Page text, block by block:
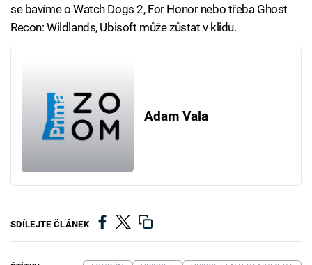
se bavíme o Watch Dogs 2, For Honor nebo třeba Ghost
Recon: Wildlands, Ubisoft může zůstat v klidu.
Adam Vala
SDÍLEJTE ČLÁNEK